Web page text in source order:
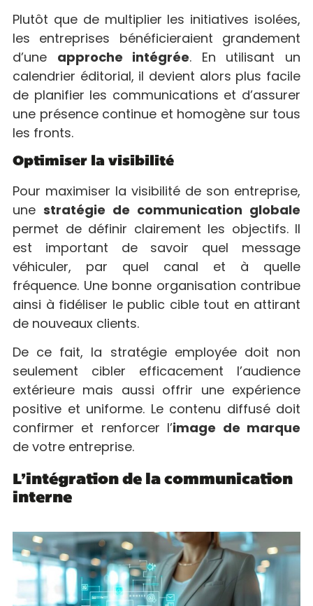
Plutôt que de multiplier les initiatives isolées,
les entreprises bénéficieraient grandement
d’une approche intégrée. En utilisant un
calendrier éditorial, il devient alors plus facile
de planifier les communications et d’assurer
une présence continue et homogène sur tous
les fronts.
Optimiser la visibilité
Pour maximiser la visibilité de son entreprise,
une stratégie de communication globale
permet de définir clairement les objectifs. Il
est important de savoir quel message
véhiculer, par quel canal et à quelle
fréquence. Une bonne organisation contribue
ainsi à fidéliser le public cible tout en attirant
de nouveaux clients.
De ce fait, la stratégie employée doit non
seulement cibler efficacement l’audience
extérieure mais aussi offrir une expérience
positive et uniforme. Le contenu diffusé doit
confirmer et renforcer l’image de marque
de votre entreprise.
L’intégration de la communication
interne